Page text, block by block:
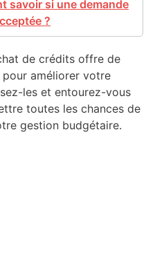
savoir si une demande
?
de crédits offre de
améliorer votre
les et entourez-vous
toutes les chances de
gestion budgétaire.